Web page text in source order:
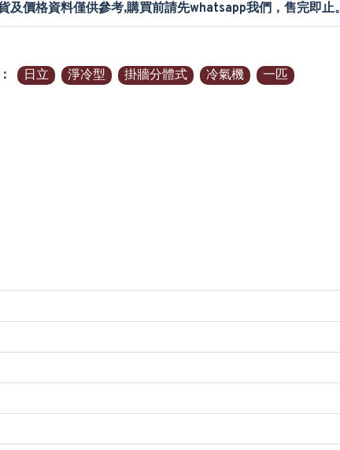
及價格資料僅供參考,購買前請先whatsapp我們，售完即止。
日立 淨冷型 掛牆分體式 冷氣機 一匹